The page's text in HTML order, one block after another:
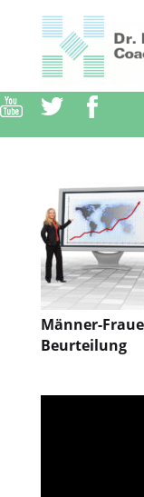
Männer-
Beurteilung